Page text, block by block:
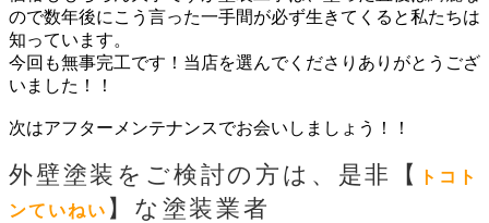
ので数年後にこう言った一手間が必ず生きてくると私たちは
知っています。
今回も無事完工です！当店を選んでくださりありがとうござ
いました！！
次はアフターメンテナンスでお会いしましょう！！
外壁塗装をご検討の方は、是非【
トコト
ンていねい 】な塗装業者